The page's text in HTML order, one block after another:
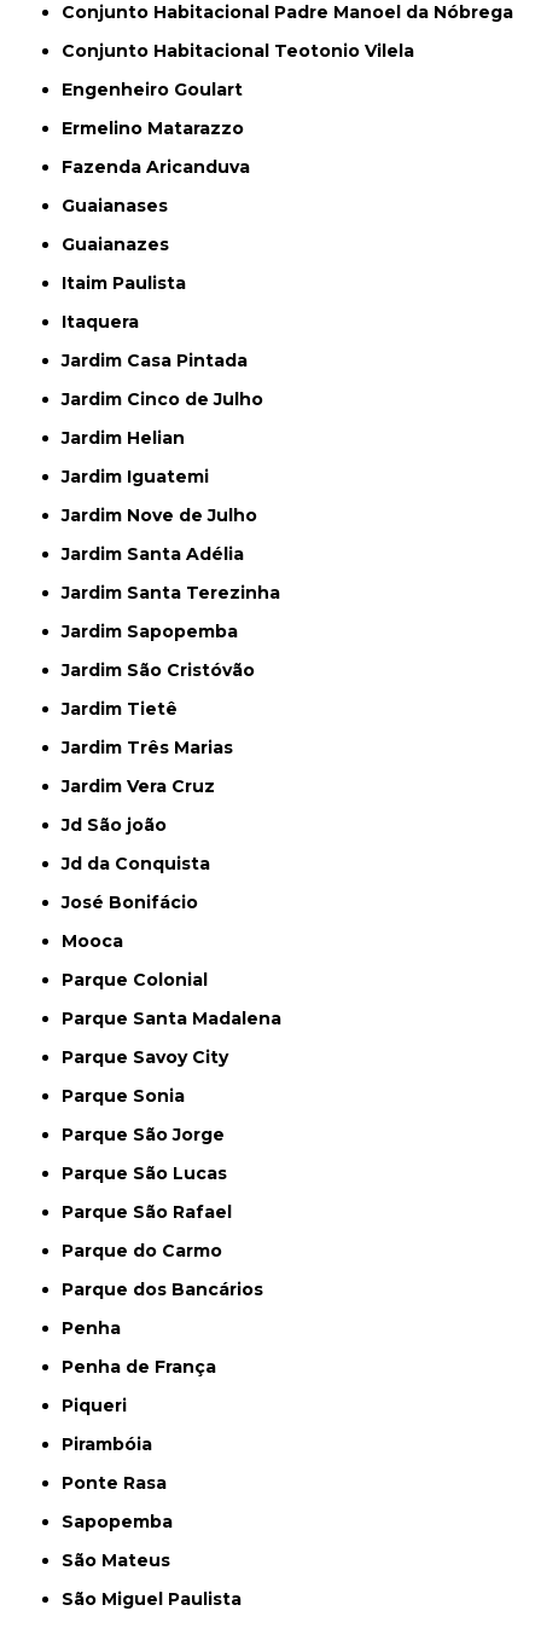
Conjunto Habitacional Padre Manoel da Nóbrega
Conjunto Habitacional Teotonio Vilela
Engenheiro Goulart
Ermelino Matarazzo
Fazenda Aricanduva
Guaianases
Guaianazes
Itaim Paulista
Itaquera
Jardim Casa Pintada
Jardim Cinco de Julho
Jardim Helian
Jardim Iguatemi
Jardim Nove de Julho
Jardim Santa Adélia
Jardim Santa Terezinha
Jardim Sapopemba
Jardim São Cristóvão
Jardim Tietê
Jardim Três Marias
Jardim Vera Cruz
Jd São joão
Jd da Conquista
José Bonifácio
Mooca
Parque Colonial
Parque Santa Madalena
Parque Savoy City
Parque Sonia
Parque São Jorge
Parque São Lucas
Parque São Rafael
Parque do Carmo
Parque dos Bancários
Penha
Penha de França
Piqueri
Pirambóia
Ponte Rasa
Sapopemba
São Mateus
São Miguel Paulista